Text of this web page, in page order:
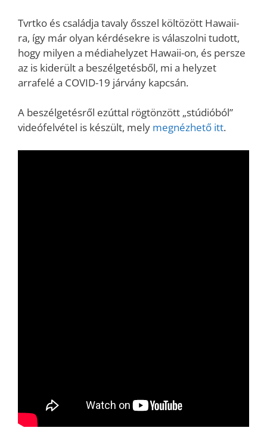
Tvrtko és családja tavaly ősszel költözött Hawaii-
ra, így már olyan kérdésekre is válaszolni tudott,
hogy milyen a médiahelyzet Hawaii-on, és persze
az is kiderült a beszélgetésből, mi a helyzet
arrafelé a COVID-19 járvány kapcsán.
A beszélgetésről ezúttal rögtönzött „stúdióból”
videófelvétel is készült, mely megnézhető itt.